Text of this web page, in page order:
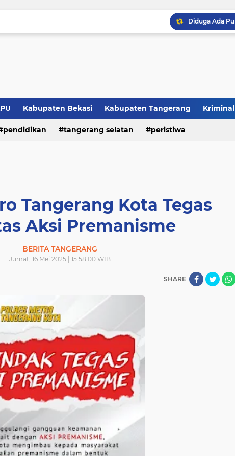
Kabupaten Bekasi Kabupaten Tangerang Kriminal
Polri peristiwa
pendidikan tangerang selatan peristiwa
Tangerang Kota Tegas
Aksi Premanisme
BERITA TANGERANG
Jumat, 16 Mei 2025 | 15.58.00 WIB
SHARE